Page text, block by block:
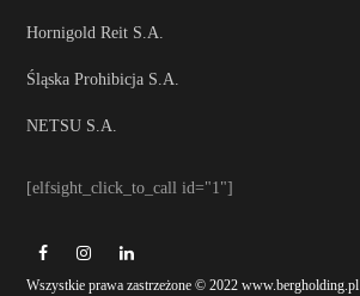
Hornigold Reit S.A.
Śląska Prohibicja S.A.
NETSU S.A.
[elfsight_click_to_call id="1"]
Wszystkie prawa zastrzeżone © 2022 www.bergholding.pl